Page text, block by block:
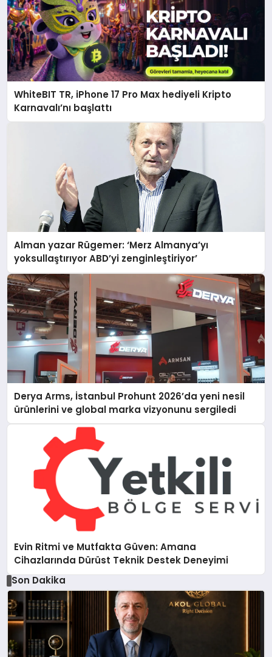
WhiteBIT TR, iPhone 17 Pro Max hediyeli Kripto
Karnavalı’nı başlattı
Alman yazar Rügemer: ‘Merz Almanya’yı
yoksullaştırıyor ABD’yi zenginleştiriyor’
Derya Arms, İstanbul Prohunt 2026’da yeni nesil
ürünlerini ve global marka vizyonunu sergiledi
Evin Ritmi ve Mutfakta Güven: Amana
Cihazlarında Dürüst Teknik Destek Deneyimi
Son Dakika